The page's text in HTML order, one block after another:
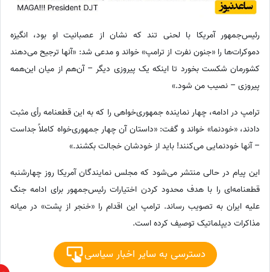
رئیس‌جمهور آمریکا با لحنی تند که نشان از عصبانیت او بود، انگیزه
دموکرات‌ها را «جنون نفرت از ترامپ» خواند و مدعی شد: «آنها ترجیح می‌دهند
کشورمان شکست بخورد تا اینکه یک پیروزی دیگر – آن‌هم از میان این‌همه
پیروزی – نصیب من شود.»
ترامپ در ادامه، چهار نماینده جمهوری‌خواهی را که به این قطعنامه رأی مثبت
دادند، «خودنما» خواند و گفت: «داستان آن چهار جمهوری‌خواه کاملاً جداست
– آنها خودنمایی می‌کنند! باید از خودشان خجالت بکشند.»
این پیام در حالی منتشر می‌شود که مجلس نمایندگان آمریکا روز چهارشنبه
قطعنامه‌ای را با هدف محدود کردن اختیارات رئیس‌جمهور برای ادامه جنگ
علیه ایران به تصویب رساند. ترامپ این اقدام را «خنجر از پشت» در میانه
مذاکرات دیپلماتیک توصیف کرده است.
دسترسی به سایر اخبار سیاسی